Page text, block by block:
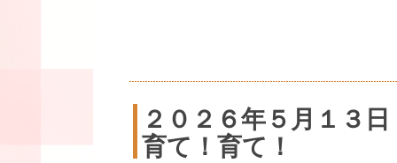
２０２６年５月１３日
育て！育て！